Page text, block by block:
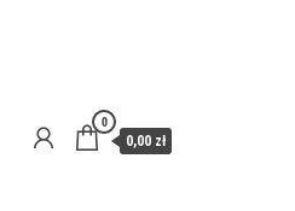
0
0,00 zł